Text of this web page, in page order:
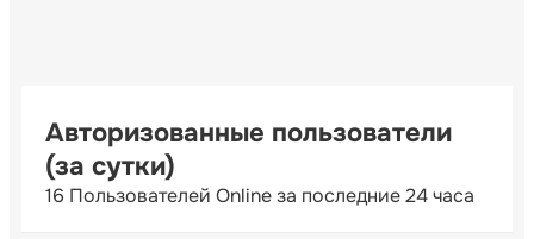
Авторизованные пользователи
(за сутки)
16 Пользователей Online за последние 24 часа